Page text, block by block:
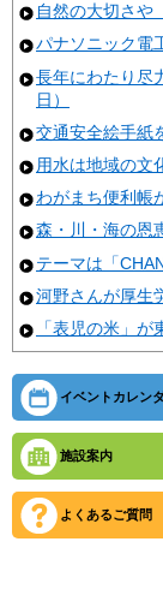
自然の大切さや
パナソニック電
長年にわたり尽
日）
交通安全絵手紙
用水は地域の文
わがまち便利帳
森・川・海の恩
テーマは「
河野さんが厚生
「表児の米」が
イベントカレン
施設案内
よくあるご質問